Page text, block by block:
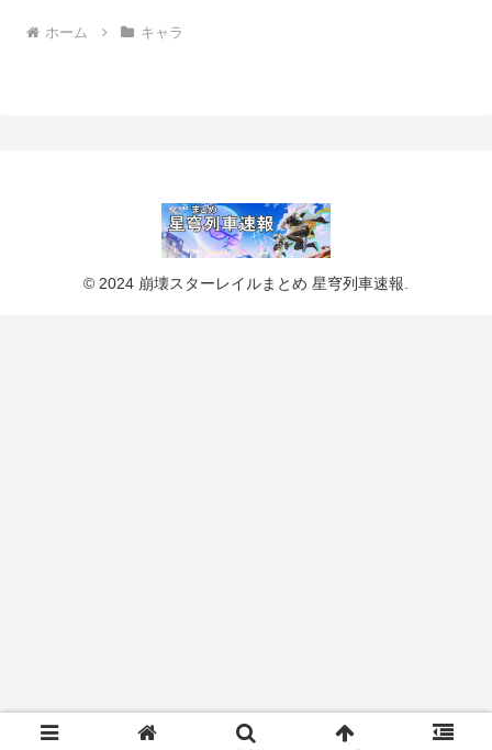
ホーム キャラ
© 2024 崩壊スターレイルまとめ 星穹列車速報.